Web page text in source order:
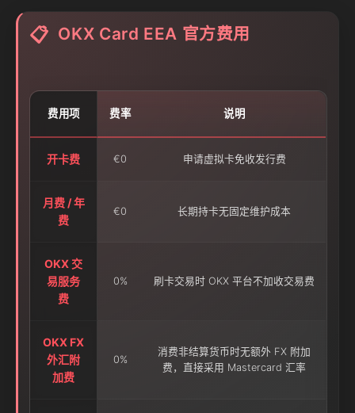
📋 OKX Card EEA 官方费用
费用项 费率 说明
开卡费 €0 申请虚拟卡免收发行费
月费 / 年
费
€0 长期持卡无固定维护成本
OKX 交
易服务
费
0% 刷卡交易时 OKX 平台不加收交易费
OKX FX
外汇附
加费
0%
消费非结算货币时无额外 FX 附加
费，直接采用 Mastercard 汇率